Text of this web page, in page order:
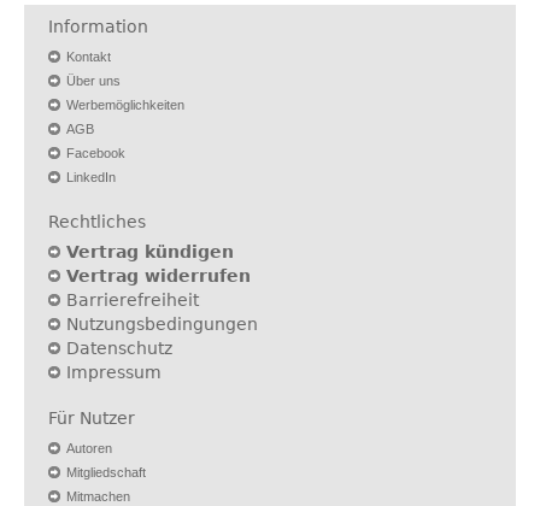
Information
Kontakt
Über uns
Werbemöglichkeiten
AGB
Facebook
LinkedIn
Rechtliches
Vertrag kündigen
Vertrag widerrufen
Barrierefreiheit
Nutzungsbedingungen
Datenschutz
Impressum
Für Nutzer
Autoren
Mitgliedschaft
Mitmachen